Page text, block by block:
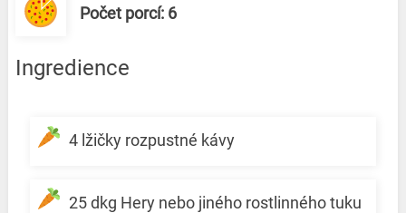
Počet porcí: 6
Ingredience
4 lžičky rozpustné kávy
25 dkg Hery nebo jiného rostlinného tuku